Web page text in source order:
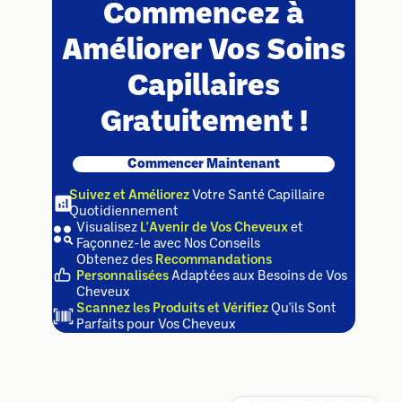
Commencez à
Améliorer Vos Soins
Capillaires
Gratuitement !
Commencer Maintenant
Suivez et Améliorez Votre Santé Capillaire
Quotidiennement
Visualisez L'Avenir de Vos Cheveux et
Façonnez-le avec Nos Conseils
Obtenez des Recommandations
Personnalisées Adaptées aux Besoins de Vos
Cheveux
Scannez les Produits et Vérifiez Qu'ils Sont
Parfaits pour Vos Cheveux